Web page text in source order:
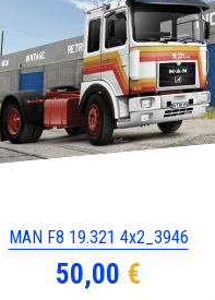
MAN F8 19.321 4x2_3946
50,00 €